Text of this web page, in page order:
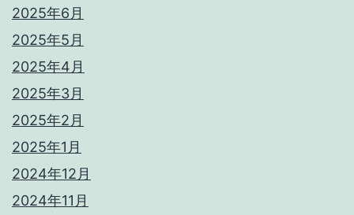
2025年6月
2025年5月
2025年4月
2025年3月
2025年2月
2025年1月
2024年12月
2024年11月